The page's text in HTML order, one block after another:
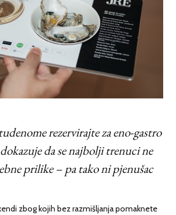
rezervirajte za eno-gastro
da se najbolji trenuci ne
prilike – pa tako ni pjenušac
zbog kojih bez razmišljanja pomaknete